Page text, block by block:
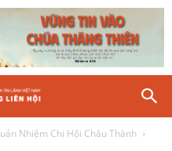
Nhiệm Chi Hội Châu Thành